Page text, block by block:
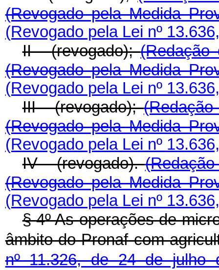
(Revogado pela Medida
(Revogado pela Lei nº
II - (revogado);(Redação
(Revogado pela Medida
(Revogado pela Lei nº
III - (revogado);
(Revogado pela Medida
(Revogado pela Lei nº
IV - (revogado).
(Revogado pela Medida
(Revogado pela Lei nº
§ 4º As operações de
âmbito do Pronaf com
nº 11.326, de 24 de